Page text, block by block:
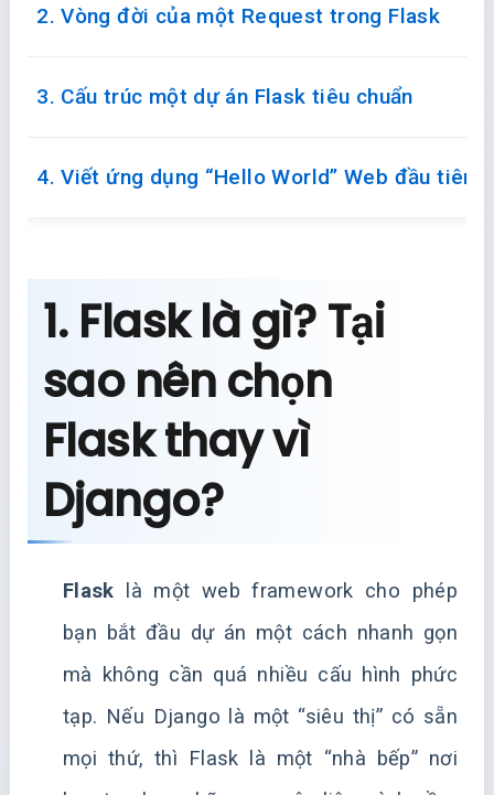
2. Vòng đời của một Request trong Flask
3. Cấu trúc một dự án Flask tiêu chuẩn
4. Viết ứng dụng “Hello World” Web đầu tiên
1. Flask là gì? Tại
sao nên chọn
Flask thay vì
Django?
Flask là một web framework cho phép
bạn bắt đầu dự án một cách nhanh gọn
mà không cần quá nhiều cấu hình phức
tạp. Nếu Django là một “siêu thị” có sẵn
mọi thứ, thì Flask là một “nhà bếp” nơi